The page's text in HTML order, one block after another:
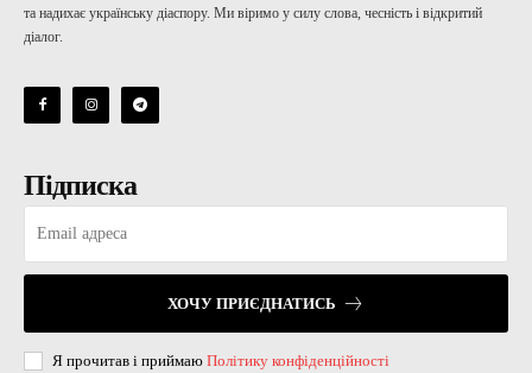
та надихає українську діаспору. Ми віримо у силу слова, чесність і відкритий
діалог.
Підписка
ХОЧУ ПРИЄДНАТИСЬ
Я прочитав і приймаю Політику конфіденційності